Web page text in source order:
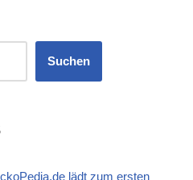
Suchen
lädt zum ersten